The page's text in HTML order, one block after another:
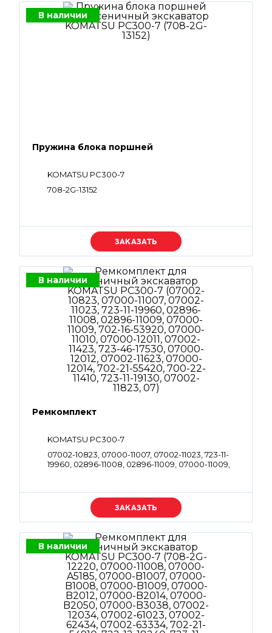
В наличии
Пружина блока поршней
KOMATSU PC300-7
708-2G-13152
Уточняйте цену
В наличии
Ремкомплект
KOMATSU PC300-7
07002-10823, 07000-11007, 07002-11023, 723-11-
19960, 02896-11008, 02896-11009, 07000-11009,
07000-12014, 702-21-55420, 700-22-11410, 723-11-
19130, 07002-11823, 07Уточняйте цену
В наличии